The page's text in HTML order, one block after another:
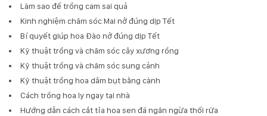
Làm sao để trồng cam sai quả
Kinh nghiệm chăm sóc Mai nở đúng dịp Tết
Bí quyết giúp hoa Đào nở đúng dịp Tết
Kỹ thuật trồng và chăm sóc cây xương rồng
Kỹ thuật trồng và chăm sóc sung cảnh
Kỹ thuật trồng hoa dâm bụt bằng cành
Cách trồng hoa ly ngay tại nhà
Hướng dẫn cách cắt tỉa hoa sen đá ngăn ngừa thối rữa